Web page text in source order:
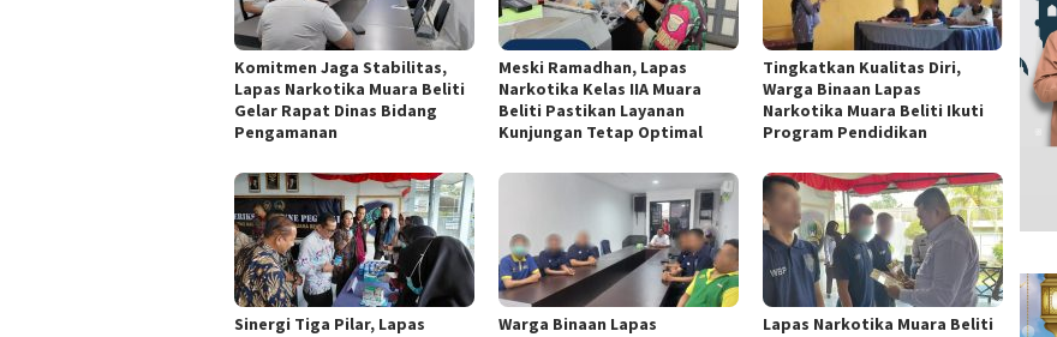
Komitmen Jaga Stabilitas,
Lapas Narkotika Muara Beliti
Gelar Rapat Dinas Bidang
Pengamanan
Meski Ramadhan, Lapas
Narkotika Kelas IIA Muara
Beliti Pastikan Layanan
Kunjungan Tetap Optimal
Tingkatkan Kualitas Diri,
Warga Binaan Lapas
Narkotika Muara Beliti Ikuti
Program Pendidikan
Sinergi Tiga Pilar, Lapas
Warga Binaan Lapas
Lapas Narkotika Muara Beliti